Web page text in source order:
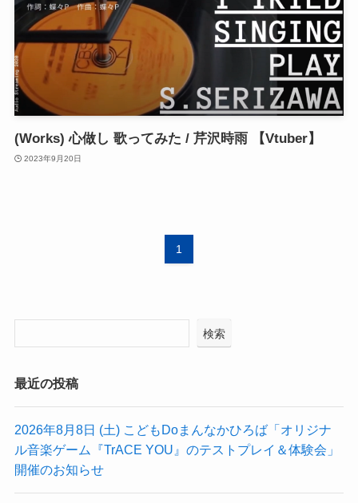
(Works) 心做し 歌ってみた / 芹沢時雨 【Vtuber】
2023年9月20日
1
検索
最近の投稿
2026年8月8日 (土) こどもDoまんなかひろば「オリジナ
ル音楽ゲーム『TrACE YOU』のテストプレイ＆体験会」
開催のお知らせ